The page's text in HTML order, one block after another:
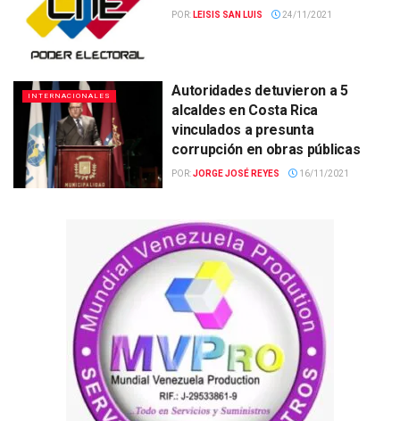
POR: LEISIS SAN LUIS 24/11/2021
INTERNACIONALES
Autoridades detuvieron a 5
alcaldes en Costa Rica
vinculados a presunta
corrupción en obras públicas
POR:JORGE JOSÉ REYES 16/11/2021